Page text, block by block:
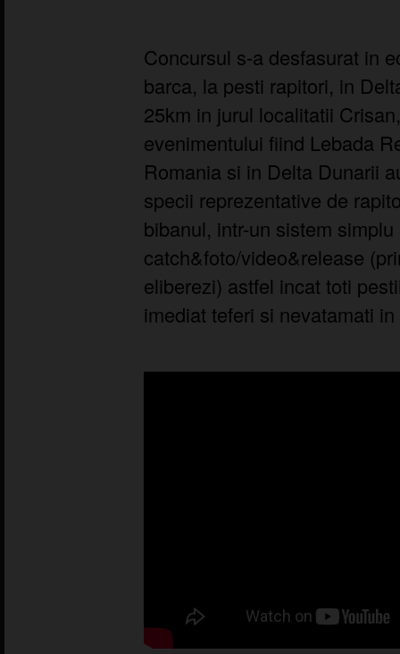
Concursul s-a desfasurat in
barca, la pesti rapitori, in
25km in jurul localitatii
evenimentului fiind Lebada
Romania si in Delta Dunarii
specii reprezentative de
bibanul, intr-un sistem
catch&foto/video&release
eliberezi) astfel incat toti
imediat teferi si nevatamati